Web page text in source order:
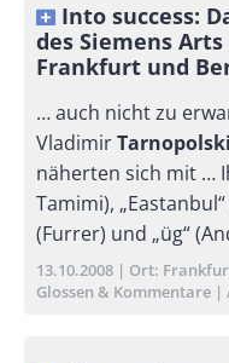
Into success:
des Siemens
Frankfurt und
… auch nicht zu
VladimirTarnopolski
näherten sich mit …
Tamimi), „Eastanbul“
(Furrer) und „üg“
Publikationsdatum
13.10.2008 Ort
Glossen & Kommentare